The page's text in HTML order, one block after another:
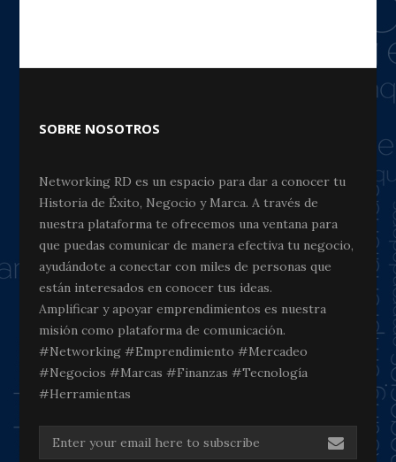
SOBRE NOSOTROS
Networking RD es un espacio para dar a conocer tu
Historia de Éxito, Negocio y Marca. A través de
nuestra plataforma te ofrecemos una ventana para
que puedas comunicar de manera efectiva tu negocio,
ayudándote a conectar con miles de personas que
están interesados en conocer tus ideas.
Amplificar y apoyar emprendimientos es nuestra
misión como plataforma de comunicación.
#Networking #Emprendimiento #Mercadeo
#Negocios #Marcas #Finanzas #Tecnología
#Herramientas